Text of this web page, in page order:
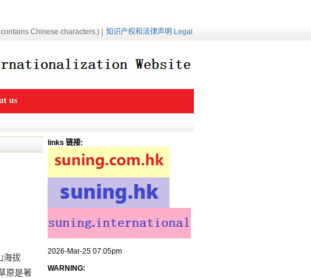
Chinese characters.) | 知识产权和法律声明 Legal
us
海拔
原是著
links 链接:
2026-Mar-25 07:05pm
WARNING: